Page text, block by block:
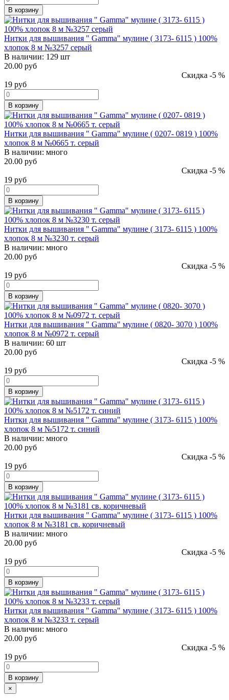
В корзину
Нитки для вышивания " Gamma" мулине ( 3173- 6115 ) 100%
хлопок 8 м №3257 серый
В наличии: 129 шт
20.00 руб
Скидка -5 %
19 руб
В корзину
Нитки для вышивания " Gamma" мулине ( 0207- 0819 ) 100%
хлопок 8 м №0665 т. серый
В наличии: много
20.00 руб
Скидка -5 %
19 руб
В корзину
Нитки для вышивания " Gamma" мулине ( 3173- 6115 ) 100%
хлопок 8 м №3230 т. серый
В наличии: много
20.00 руб
Скидка -5 %
19 руб
В корзину
Нитки для вышивания " Gamma" мулине ( 0820- 3070 ) 100%
хлопок 8 м №0972 т. серый
В наличии: 60 шт
20.00 руб
Скидка -5 %
19 руб
В корзину
Нитки для вышивания " Gamma" мулине ( 3173- 6115 ) 100%
хлопок 8 м №5172 т. синий
В наличии: много
20.00 руб
Скидка -5 %
19 руб
В корзину
Нитки для вышивания " Gamma" мулине ( 3173- 6115 ) 100%
хлопок 8 м №3181 св. коричневый
В наличии: много
20.00 руб
Скидка -5 %
19 руб
В корзину
Нитки для вышивания " Gamma" мулине ( 3173- 6115 ) 100%
хлопок 8 м №3233 т. серый
В наличии: много
20.00 руб
Скидка -5 %
19 руб
В корзину
×